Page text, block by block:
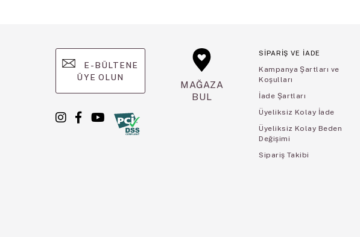
E-BÜLTENE
ÜYE OLUN
MAĞAZA
BUL
SİPARİŞ VE İADE
Kampanya Şartları ve
Koşulları
İade Şartları
Üyeliksiz Kolay İade
Üyeliksiz Kolay Beden
Değişimi
Sipariş Takibi